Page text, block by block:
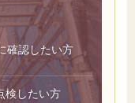
確認したい方
検したい方